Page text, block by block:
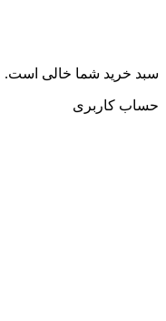
سبد خرید شما خالی است.
حساب کاربری